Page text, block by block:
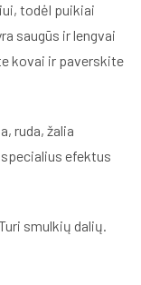
todėl puikiai
saugūs ir lengvai
kovai ir paverskite
ruda, žalia
efektus
smulkių dalių.